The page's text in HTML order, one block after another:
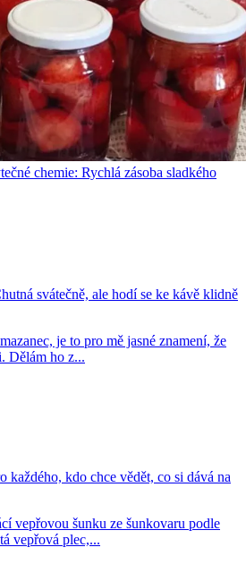
chemie: Rychlá zásoba sladkého
svátečně, ale hodí se ke kávě klidně
je to pro mě jasné znamení, že
Dělám ho z...
každého, kdo chce vědět, co si dává na
vepřovou šunku ze šunkovaru podle
vepřová plec,...